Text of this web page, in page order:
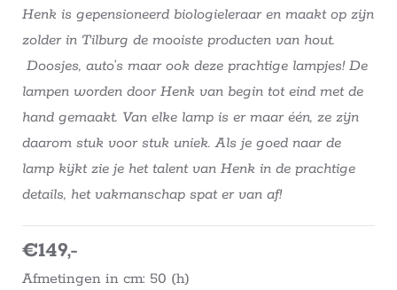
Henk is gepensioneerd biologieleraar en maakt op zijn
zolder in Tilburg de mooiste producten van hout.
Doosjes, auto’s maar ook deze prachtige lampjes! De
lampen worden door Henk van begin tot eind met de
hand gemaakt. Van elke lamp is er maar één, ze zijn
daarom stuk voor stuk uniek. Als je goed naar de
lamp kijkt zie je het talent van Henk in de prachtige
details, het vakmanschap spat er van af!
€149,-
Afmetingen in cm: 50 (h)